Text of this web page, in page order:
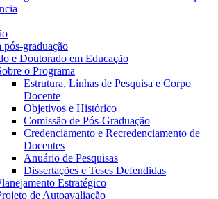
pós-graduação
e Doutorado em Educação
o Programa
Estrutura, Linhas de Pesquisa e Corpo
Docente
Objetivos e Histórico
Comissão de Pós-Graduação
Credenciamento e Recredenciamento de
Docentes
Anuário de Pesquisas
Dissertações e Teses Defendidas
Estratégico
de Autoavaliação